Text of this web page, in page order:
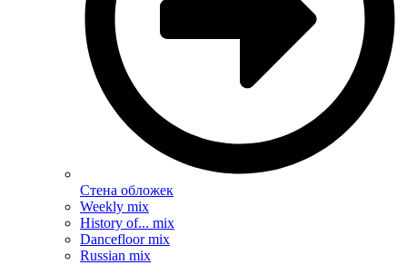
Стена обложек
Weekly mix
History of... mix
Dancefloor mix
Russian mix